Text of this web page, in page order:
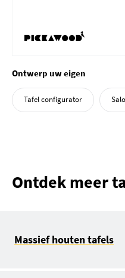
Ontwerp uw eigen
Tafel configurator
Ontdek meer
Massief houten tafels